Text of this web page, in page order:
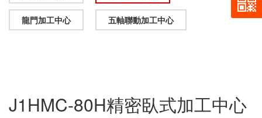
龍門加工中心 五軸聯動加工中心
J1HMC-80H精密臥式加工中心